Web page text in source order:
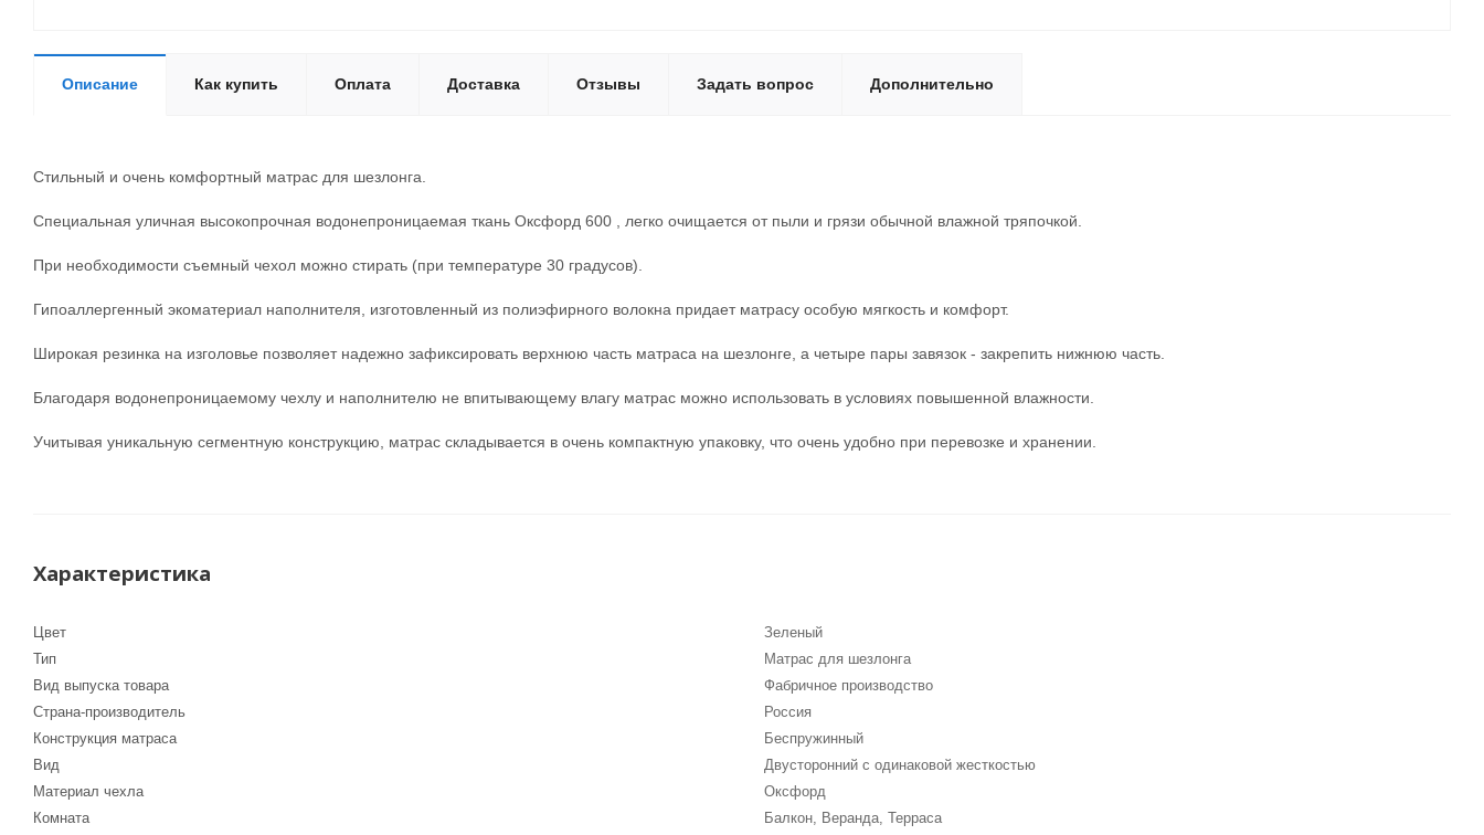
Описание Как купить Оплата Доставка Отзывы Задать вопрос Дополнительно
Стильный и очень комфортный матрас для шезлонга.
Специальная уличная высокопрочная водонепроницаемая ткань Оксфорд 600 , легко очищается от пыли и грязи обычной влажной тряпочкой.
При необходимости съемный чехол можно стирать (при температуре 30 градусов).
Гипоаллергенный экоматериал наполнителя, изготовленный из полиэфирного волокна придает матрасу особую мягкость и комфорт.
Широкая резинка на изголовье позволяет надежно зафиксировать верхнюю часть матраса на шезлонге, а четыре пары завязок - закрепить нижнюю часть.
Благодаря водонепроницаемому чехлу и наполнителю не впитывающему влагу матрас можно использовать в условиях повышенной влажности.
Учитывая уникальную сегментную конструкцию, матрас складывается в очень компактную упаковку, что очень удобно при перевозке и хранении.
Характеристика
Цвет
Зеленый
Тип
Матрас для шезлонга
Вид выпуска товара
Фабричное производство
Страна-производитель
Россия
Конструкция матраса
Беспружинный
Вид
Двусторонний с одинаковой жесткостью
Материал чехла
Оксфорд
Комната
Балкон, Веранда, Терраса